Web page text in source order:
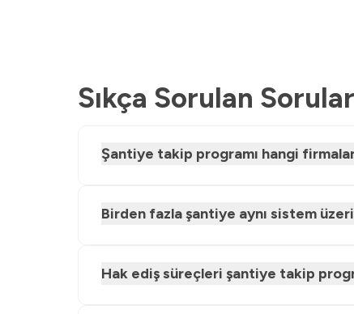
Sıkça Sorulan Sorular
Şantiye takip programı hangi
Birden fazla şantiye aynı sistem
Hak ediş süreçleri şantiye takip